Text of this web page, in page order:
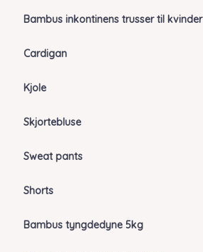
Bambus inkontinens trusser til kvinder
Cardigan
Kjole
Skjortebluse
Sweat pants
Shorts
Bambus tyngdedyne 5kg